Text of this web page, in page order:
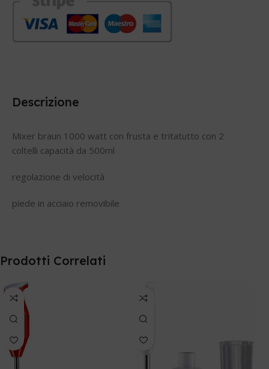
Descrizione
Mixer braun 1000 watt con frusta e tritatutto con 2
coltelli capacità da 500ml
regolazione di velocità
piede in acciaio removibile
Prodotti Correlati